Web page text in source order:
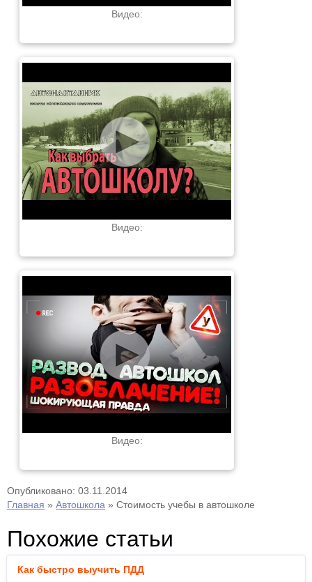
Видео:
Видео:
Видео:
Опубликовано: 03.11.2014
Главная » Автошкола » Стоимость учебы в автошколе
Похожие статьи
Как быстро выучить ПДД